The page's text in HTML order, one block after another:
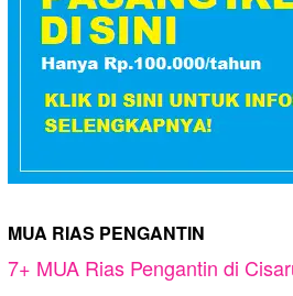
MUA RIAS PENGANTIN
7+ MUA Rias Pengantin di